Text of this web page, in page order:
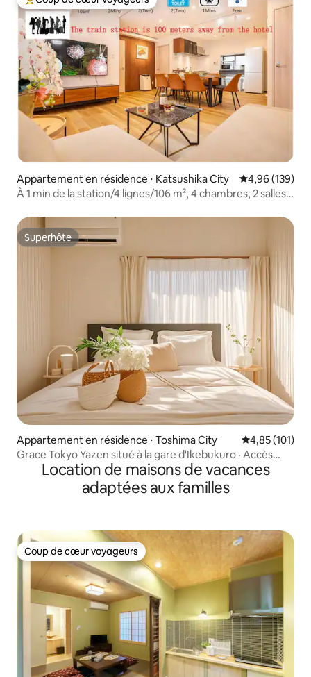
Coups de cœur voyageurs les plus appréciés
Appartement en résidence ⋅ Katsushika City Évaluation
4,96 (139)
À 1 min de la station/4 lignes/106 m², 4 chambres, 2 salles
Superhôte
Superhôte
Appartement en résidence ⋅ Toshima City Évaluation
4,85 (101)
Grace Tokyo Yazen situé à la gare d'Ikebukuro · Accès
direct à Shinjuku et Shibuya | Confortable et pratique,
idéal pour les voyages et les voyages d'affaires
Location de maisons de vacances
adaptées aux familles
Coup de cœur voyageurs
Coup de cœur voyageurs